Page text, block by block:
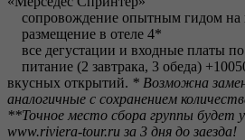
сопровождение опытным гидом на
размещение в отеле 4*
все дегустации и входные платы
питание (2 завтрака, 3 обеда)
вкусных открытий. * Возможна
аналогичные с сохранением
**Точное место сбора группы будет
www.riviera-tour.ru за 3 дня до заезда!